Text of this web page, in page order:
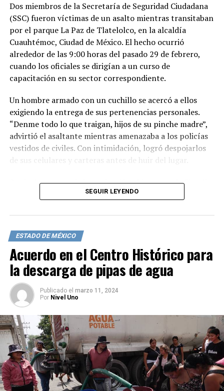
Dos miembros de la Secretaría de Seguridad Ciudadana
(SSC) fueron víctimas de un asalto mientras transitaban
por el parque La Paz de Tlatelolco, en la alcaldía
Cuauhtémoc, Ciudad de México. El hecho ocurrió
alrededor de las 9:00 horas del pasado 29 de febrero,
cuando los oficiales se dirigían a un curso de
capacitación en su sector correspondiente.
Un hombre armado con un cuchillo se acercó a ellos
exigiendo la entrega de sus pertenencias personales.
“Denme todo lo que traigan, hijos de su pinche madre”,
advirtió el asaltante mientras amenazaba a los policías
vestidos de civiles. Con intimidación, logró despojarlos
de sus celulares y carteras antes de huir del lugar.
Según la carpeta de investigación abierta por la Fiscalía
General de Justicia de la Ciudad de México, los afectados,
investigación bajo la categoría de robo calificado. Este
incidente se suma a otros ataques a elementos de la SSC
en la capital, incluyendo un robo a una agente de
tránsito en febrero pasado en la colonia Pedregal de
Santa Úrsula, en Coyoacán.
SEGUIR LEYENDO
ESTADO DE MÉXICO
Acuerdo en el Centro Histórico para
la descarga de pipas de agua
Publicado el marzo 11, 2024
Por Nivel Uno